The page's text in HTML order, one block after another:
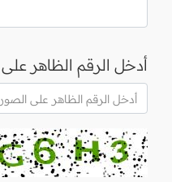
أدخل الرقم الظاهر